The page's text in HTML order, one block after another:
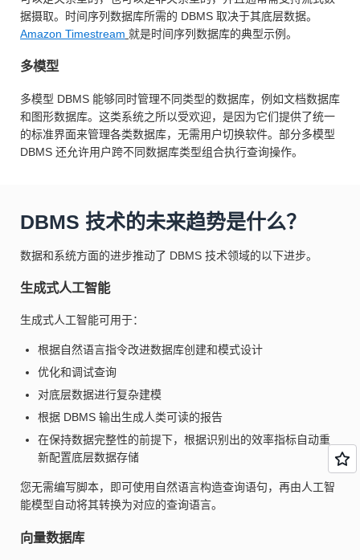
据摄取。时间序列数据库所需的 DBMS 取决于其底层数据。
Amazon Timestream 就是时间序列数据库的典型示例。
多模型
多模型 DBMS 能够同时管理不同类型的数据库，例如文档数据库
和图形数据库。这类系统之所以受欢迎，是因为它们提供了统一
的标准界面来管理各类数据库，无需用户切换软件。部分多模型
DBMS 还允许用户跨不同数据库类型组合执行查询操作。
DBMS 技术的未来趋势是什么？
数据和系统方面的进步推动了 DBMS 技术领域的以下进步。
生成式人工智能
生成式人工智能可用于：
根据自然语言指令改进数据库创建和模式设计
优化和调试查询
对底层数据进行复杂建模
根据 DBMS 输出生成人类可读的报告
在保持数据完整性的前提下，根据识别出的效率指标自动重
新配置底层数据存储
您无需编写脚本，即可使用自然语言构造查询语句，再由人工智
能模型自动将其转换为对应的查询语言。
向量数据库